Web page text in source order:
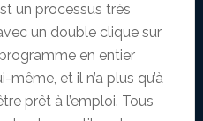
un processus très
un double clique sur
en entier
et il n’a plus qu’à
prêt à l’emploi. Tous